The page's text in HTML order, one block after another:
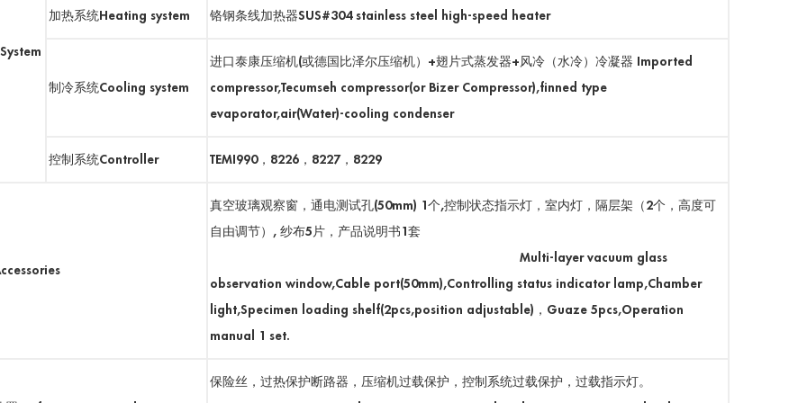
加热系统Heating system 铬钢条线加热器SUS#304 stainless steel high-speed heater
制冷系统Cooling system
进口泰康压缩机(或德国比泽尔压缩机）+翅片式蒸发器+风冷（水冷）冷凝器 Imported
compressor,Tecumseh compressor(or Bizer Compressor),finned type
evaporator,air(Water)-cooling condenser
控制系统Controller TEMI990，8226，8227，8229
真空玻璃观察窗，通电测试孔(50mm) 1个,控制状态指示灯，室内灯，隔层架（2个，高度可
自由调节）, 纱布5片，产品说明书1套
Multi-layer vacuum glass
observation window,Cable port(50mm),Controlling status indicator lamp,Chamber
light,Specimen loading shelf(2pcs,position adjustable)，Guaze 5pcs,Operation
manual 1 set.
保险丝，过热保护断路器，压缩机过载保护，控制系统过载保护，过载指示灯。